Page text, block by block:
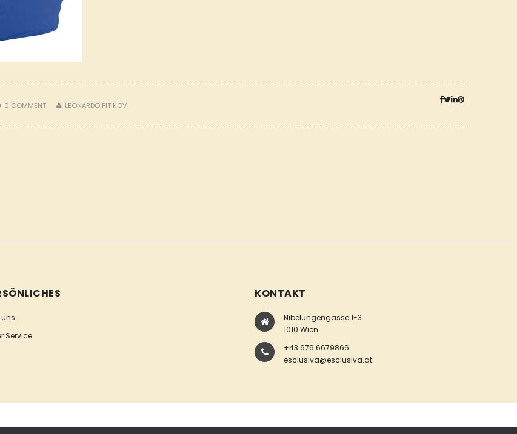
0 COMMENT LEONARDO PITIKOV
uns
Service
KONTAKT
Nibelungengasse 1-3
1010 Wien
+43 676 6679866
esclusiva@esclusiva.at